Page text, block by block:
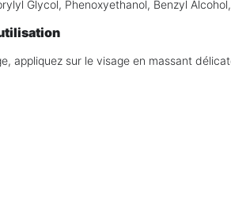
Glycol, Phenoxyethanol, Benzyl
appliquez sur le visage en massant